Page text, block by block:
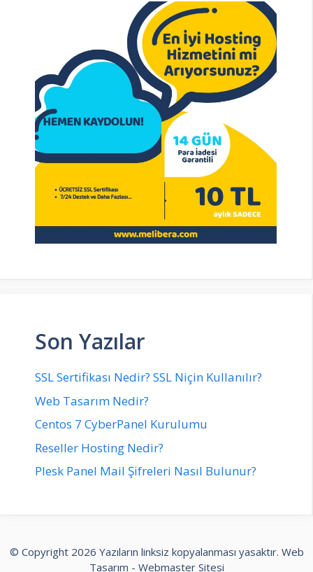
Son Yazılar
SSL Sertifikası Nedir? SSL Niçin Kullanılır?
Web Tasarım Nedir?
Centos 7 CyberPanel Kurulumu
Reseller Hosting Nedir?
Plesk Panel Mail Şifreleri Nasıl Bulunur?
© Copyright 2026 Yazıların linksiz kopyalanması yasaktır. Web
Tasarım - Webmaster Sitesi